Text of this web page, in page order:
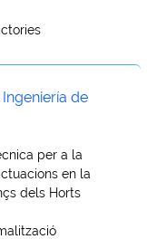
de
per a la
en la
dels Horts